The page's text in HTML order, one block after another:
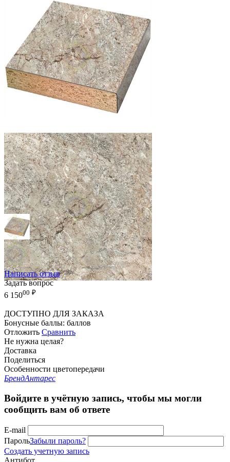
Написать отзыв
Задать вопрос
6 15000 ₽
ДОСТУПНО ДЛЯ ЗАКАЗА
Бонусные баллы: баллов
Отложить Сравнить
Не нужна целая?
Доставка
Поделиться
Особенности цветопередачи
БрендАнтарес
Войдите в учётную запись, чтобы мы могли
сообщить вам об ответе
E-mail
ПарольЗабыли пароль?
Создать учетную запись
Антибот